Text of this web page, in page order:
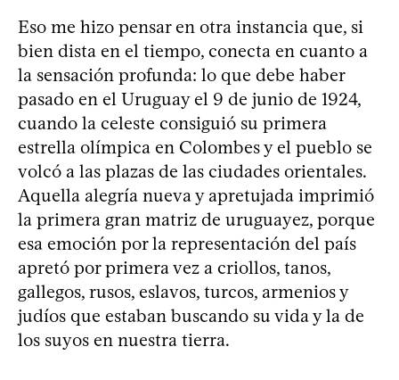
Eso me hizo pensar en otra instancia que, si
bien dista en el tiempo, conecta en cuanto a
la sensación profunda: lo que debe haber
pasado en el Uruguay el 9 de junio de 1924,
cuando la celeste consiguió su primera
estrella olímpica en Colombes y el pueblo se
volcó a las plazas de las ciudades orientales.
Aquella alegría nueva y apretujada imprimió
la primera gran matriz de uruguayez, porque
esa emoción por la representación del país
apretó por primera vez a criollos, tanos,
gallegos, rusos, eslavos, turcos, armenios y
judíos que estaban buscando su vida y la de
los suyos en nuestra tierra.